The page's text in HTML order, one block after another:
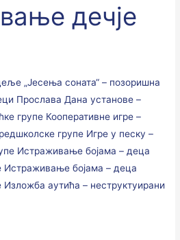
дечје
„Јесења соната“ – позоришна
Прослава Дана установе –
групе Кооперативне игре –
групе Игре у песку –
Истраживање бојама – деца
Истраживање бојама – деца
Изложба аутића – неструктуирани